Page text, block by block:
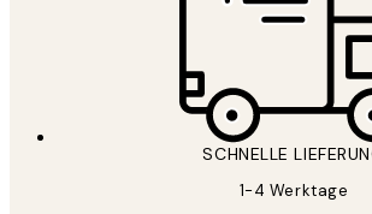
SCHNELLE
1-4 Werktage